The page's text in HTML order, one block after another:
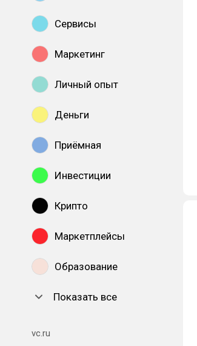
Сервисы
Маркетинг
Личный опыт
Деньги
Приёмная
Инвестиции
Крипто
Маркетплейсы
Образование
Показать все
vc.ru